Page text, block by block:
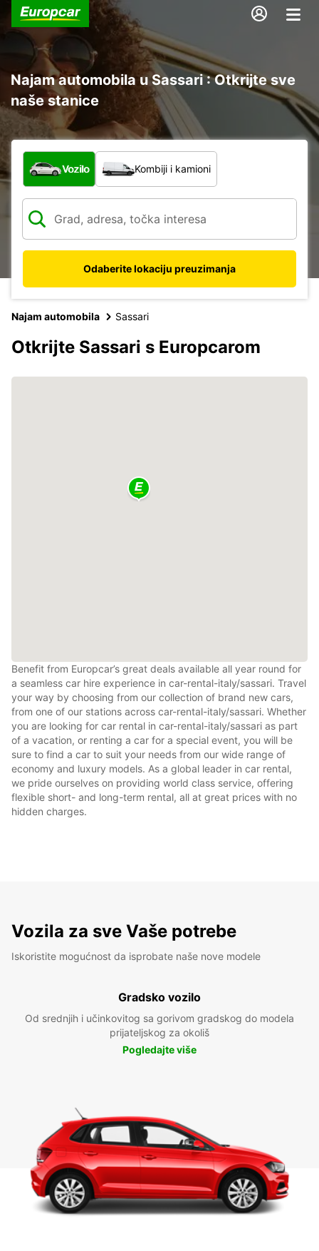
Najam automobila u Sassari : Otkrijte sve
naše stanice
Koja vrsta vozila?
Vozilo Kombiji i kamioni
Odaberite lokaciju preuzimanja
Najam automobila Sassari
Otkrijte Sassari s Europcarom
Benefit from Europcar’s great deals available all year round for
a seamless car hire experience in car-rental-italy/sassari. Travel
your way by choosing from our collection of brand new cars,
from one of our stations across car-rental-italy/sassari. Whether
you are looking for car rental in car-rental-italy/sassari as part
of a vacation, or renting a car for a special event, you will be
sure to find a car to suit your needs from our wide range of
economy and luxury models. As a global leader in car rental,
we pride ourselves on providing world class service, offering
flexible short- and long-term rental, all at great prices with no
hidden charges.
Vozila za sve Vaše potrebe
Iskoristite mogućnost da isprobate naše nove modele
Gradsko vozilo
Od srednjih i učinkovitog sa gorivom gradskog do modela
prijateljskog za okoliš
Pogledajte više